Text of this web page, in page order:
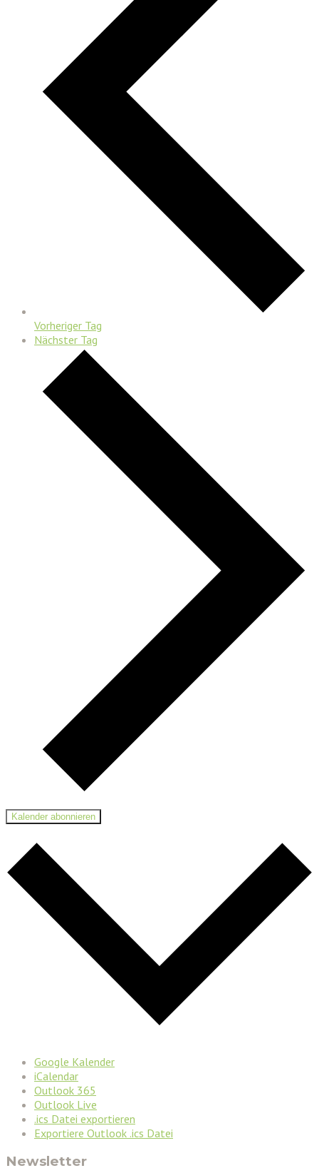
Vorheriger Tag
Nächster Tag
Kalender abonnieren
Google Kalender
iCalendar
Outlook 365
Outlook Live
.ics Datei exportieren
Exportiere Outlook .ics Datei
Newsletter